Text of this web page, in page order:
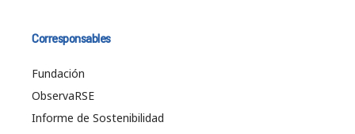
Corresponsables
Fundación
ObservaRSE
Informe de Sostenibilidad